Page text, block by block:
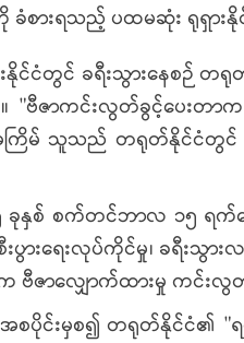
စားရသည့် ပထမဆုံး ရုရှားနို
နိုင်ငံတွင် ခရီးသွားနေစဉ်
။ "ဗီဇာကင်းလွတ်ခွင့်ပေး
သူသည် တရုတ်နိုင်ငံတွင် နှစ်ပ
၀၂၅ ခုနှစ် စက်တင်ဘာလ ၁
းရေးလုပ်ကိုင်မှု၊ ခရီးသွား
ဗီဇာလျှောက်ထားမှု ကင်း
အစပိုင်းမှစ၍ တရုတ်နိုင်ငံ၏